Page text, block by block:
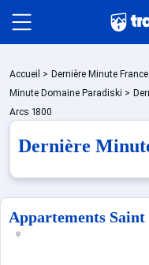
Packages
Accueil > Dernière Minute France
Minute Domaine Paradiski >
Arcs 1800
Dernière
Appartements